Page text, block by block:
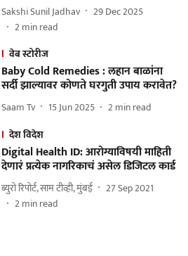
Sakshi Sunil Jadhav
29 Dec 2025
2min read
वेब स्टोरीज
Baby Cold Remedies : लहान बाळांना
सर्दी झाल्यावर कोणते घरगुती उपाय करावेत?
Saam Tv 15 Jun 2025 2min read
देश विदेश
Digital Health ID: आरोग्याविषयी माहिती
देणारं प्रत्येक नागरिकाचं असेल डिजिटल कार्ड
ब्युरो रिपोर्ट, साम टीव्ही, मुंबई
27 Sep 2021
2min read